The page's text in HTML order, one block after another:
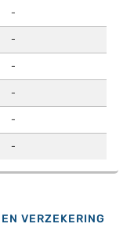
-
-
-
-
-
-
VERZEKERING